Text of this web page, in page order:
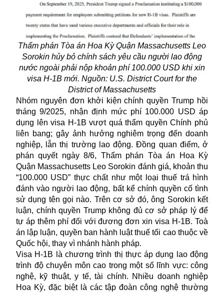
Thẩm phán Tòa án Hoa Kỳ Quận Massachusetts Leo
Sorokin hủy bỏ chính sách yêu cầu người lao động
nước ngoài phải nộp khoản phí 100.000 USD khi xin
visa H-1B mới. Nguồn: U.S. District Court for the
District of Massachusetts
Nhóm nguyên đơn khởi kiện chính quyền Trump hồi
tháng 9/2025, nhận định mức phí 100.000 USD áp
dụng lên visa H-1B vượt quá thẩm quyền Chính phủ
liên bang; gây ảnh hưởng nghiêm trọng đến doanh
nghiệp, lẫn thị trường lao động. Đồng quan điểm, ở
phán quyết ngày 8/6, Thẩm phán Tòa án Hoa Kỳ
Quận Massachusetts Leo Sorokin đánh giá, khoản thu
“100.000 USD” thực chất như một loại thuế trá hình
đánh vào người lao động, bất kể chính quyền cố tình
sử dụng tên gọi nào. Trên cơ sở đó, ông Sorokin kết
luận, chính quyền Trump không đủ cơ sở pháp lý để
tự áp thêm phí đối với đương đơn xin visa H-1B. Toà
án lập luận, quyền ban hành luật thuế tối cao thuộc về
Quốc hội, thay vì nhánh hành pháp.
Visa H-1B là chương trình thị thực áp dụng lao động
trình độ chuyên môn cao trong một số lĩnh vực: công
nghệ, kỹ thuật, y tế, tài chính. Nhiều doanh nghiệp
Hoa Kỳ, đặc biệt là các tập đoàn công nghệ thường